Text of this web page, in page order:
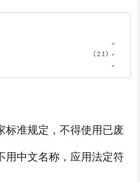
标准规定，不得使用已废
用中文名称，应用法定符